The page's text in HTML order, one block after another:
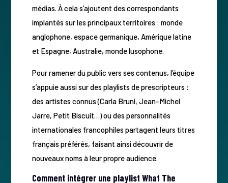
médias. À cela s’ajoutent des correspondants
implantés sur les principaux territoires : monde
anglophone, espace germanique, Amérique latine
et Espagne, Australie, monde lusophone.
Pour ramener du public vers ses contenus, l’équipe
s’appuie aussi sur des playlists de prescripteurs :
des artistes connus (Carla Bruni, Jean-Michel
Jarre, Petit Biscuit…) ou des personnalités
internationales francophiles partagent leurs titres
français préférés, faisant ainsi découvrir de
nouveaux noms à leur propre audience.
Comment intégrer une playlist What The